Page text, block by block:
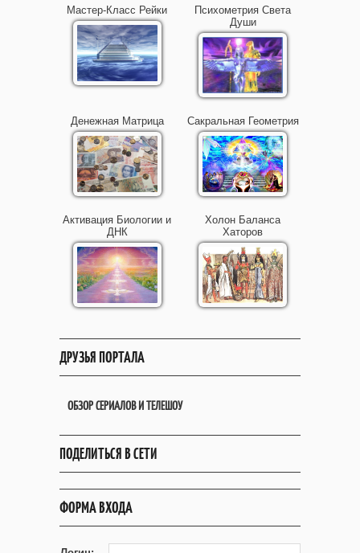
Мастер-Класс Рейки
Психометрия Света
Души
Денежная Матрица Сакральная Геометрия
Активация Биологии и
ДНК
Холон Баланса
Хаторов
ДРУЗЬЯ ПОРТАЛА
ОБЗОР СЕРИАЛОВ И ТЕЛЕШОУ
ПОДЕЛИТЬСЯ В СЕТИ
ФОРМА ВХОДА